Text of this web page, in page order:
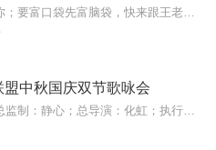
中秋国庆双节歌咏会